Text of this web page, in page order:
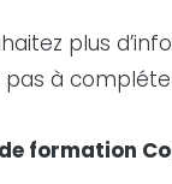
plus
pas à
formation